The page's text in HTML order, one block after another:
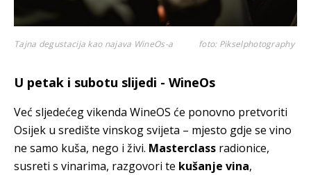
Tajna degustacija kao najava WineOs-a foto: Pikselphotography
U petak i subotu slijedi - WineOs
Već sljedećeg vikenda WineOS će ponovno pretvoriti
Osijek u središte vinskog svijeta – mjesto gdje se vino
ne samo kuša, nego i živi. Masterclass radionice,
susreti s vinarima, razgovori te kušanje vina,